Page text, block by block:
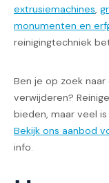
extrusiemachines,
monumenten en
reinigingtechniek
Ben je op zoek
verwijderen?
bieden, maar veel
Bekijk ons aanbod
info.